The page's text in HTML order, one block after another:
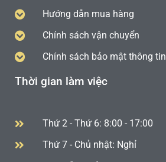
Hướng dẫn mua hàng
Chính sách vận chuyển
Chính sách bảo mật thông tin
Thời gian làm việc
Thứ 2 - Thứ 6: 8:00 - 17:00
Thứ 7 - Chủ nhật: Nghỉ